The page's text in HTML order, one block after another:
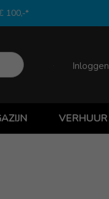
100,-*
Inloggen
VERHUUR